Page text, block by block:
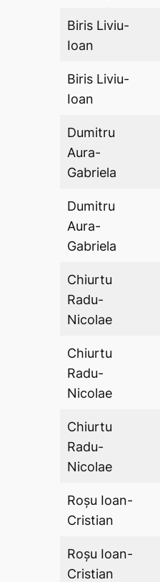
Biris Liviu-
Ioan
Biris Liviu-
Ioan
Dumitru
Aura-
Gabriela
Dumitru
Aura-
Gabriela
Chiurtu
Radu-
Nicolae
Chiurtu
Radu-
Nicolae
Chiurtu
Radu-
Nicolae
Roșu Ioan-
Cristian
Roșu Ioan-
Cristian